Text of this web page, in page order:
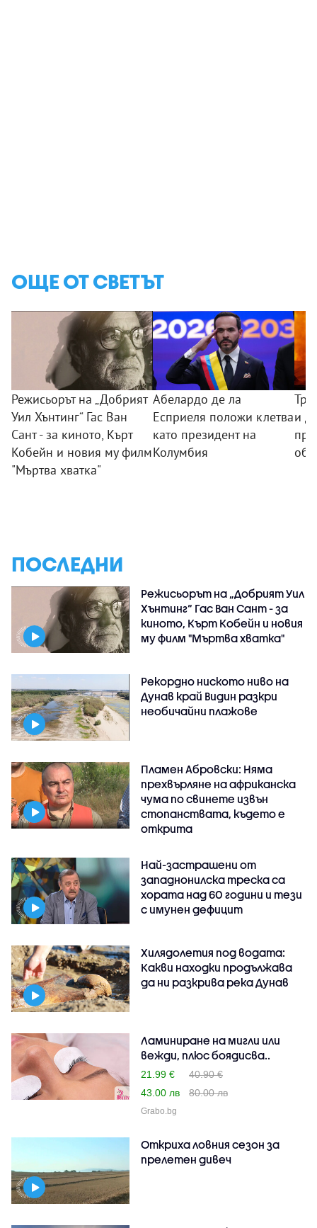
ОЩЕ ОТ СВЕТЪТ
Режисьорът на „Добрият
Уил Хънтинг“ Гас Ван
Сант - за киното, Кърт
Кобейн и новия му филм
"Мъртва хватка"
Абелардо де ла
Есприеля положи клетва
като президент на
Колумбия
и
ПОСЛЕДНИ
Режисьорът на „Добрият Уил
Хънтинг“ Гас Ван Сант - за
киното, Кърт Кобейн и новия
му филм "Мъртва хватка"
Рекордно ниското ниво на
Дунав край Видин разкри
необичайни плажове
Пламен Абровски: Няма
прехвърляне на африканска
чума по свинете извън
стопанствата, където е
открита
Най-застрашени от
западнонилска треска са
хората над 60 години и тези
с имунен дефицит
Хилядолетия под водата:
Какви находки продължава
да ни разкрива река Дунав
Ламиниране на мигли или
вежди, плюс боядисва..
21.99 €
40.90 €
43.00 лв
80.00 лв
Grabo.bg
Откриха ловния сезон за
прелетен дивеч